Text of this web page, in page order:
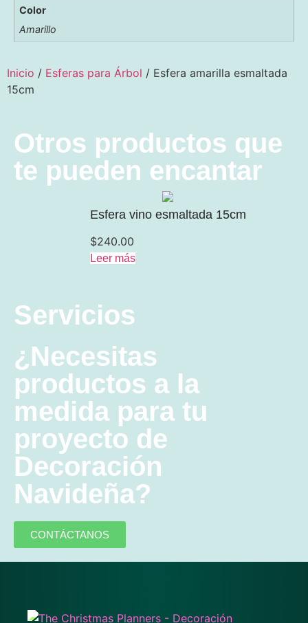
Color
Amarillo
Inicio / Esferas para Árbol / Esfera amarilla esmaltada
15cm
Otros productos que
te pueden encantar
Esfera vino esmaltada 15cm
$240.00
Leer más
Servicios
¿Necesitas
productos a la
medida para tu
proyecto de
Decoración
Navideña?
CONTÁCTANOS